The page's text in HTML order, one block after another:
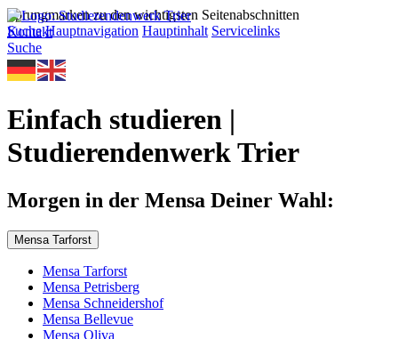
Sprungmarken zu den wichtigsten Seitenabschnitten
Suche Hauptnavigation Hauptinhalt Servicelinks
Kontakt
Suche
Einfach studieren |
Studierendenwerk Trier
Morgen in der Mensa Deiner Wahl:
Mensa Tarforst
Mensa Tarforst
Mensa Petrisberg
Mensa Schneidershof
Mensa Bellevue
Mensa Oliva